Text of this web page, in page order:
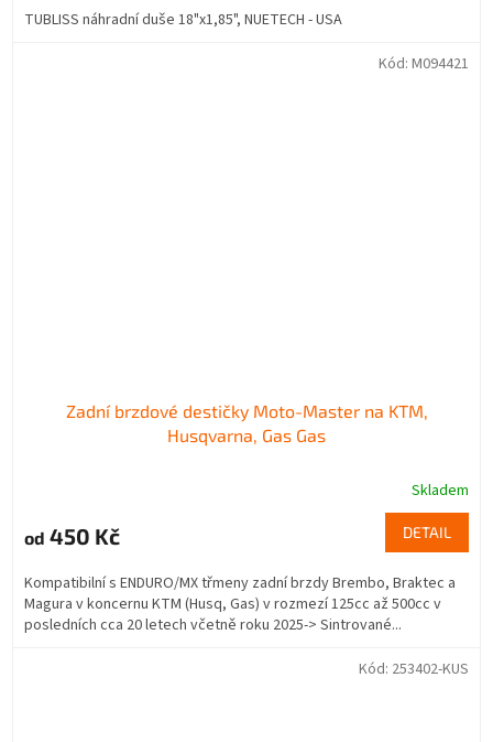
TUBLISS náhradní duše 18"x1,85", NUETECH - USA
Zadní brzdové destičky Moto-Master na KTM,
Husqvarna, Gas Gas
Skladem
od 450 Kč DETAIL
Kompatibilní s ENDURO/MX třmeny zadní brzdy Brembo, Braktec a
Magura v koncernu KTM (Husq, Gas) v rozmezí 125cc až 500cc v
posledních cca 20 letech včetně roku 2025-> Sintrované...
Kód: M094421
Kód: 253402-KUS